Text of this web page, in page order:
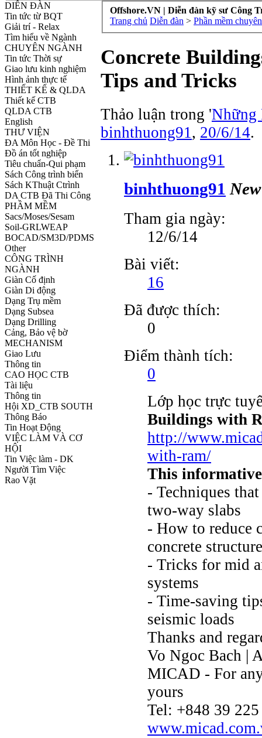
DIỄN ĐÀN
Tin tức từ BQT
Giải trí - Relax
Tìm hiểu về Ngành
CHUYÊN NGÀNH
Tin tức Thời sự
Giao lưu kinh nghiệm
Hình ảnh thực tế
THIẾT KẾ & QLDA
Thiết kế CTB
QLDA CTB
English
THƯ VIỆN
ĐA Môn Học - Đề Thi
Đồ án tốt nghiệp
Tiêu chuẩn-Qui phạm
Sách Công trình biển
Sách KThuật Ctrình
DA CTB Đã Thi Công
PHẦM MỀM
Sacs/Moses/Sesam
Soil-GRLWEAP
BOCAD/SM3D/PDMS
Other
CÔNG TRÌNH
NGÀNH
Giàn Cố định
Giàn Di động
Dạng Trụ mềm
Dạng Subsea
Dạng Drilling
Cảng, Bảo vệ bờ
MECHANISM
Giao Lưu
Thông tin
CAO HỌC CTB
Tài liệu
Thông tin
Hội XD_CTB SOUTH
Thông Báo
Tin Hoạt Động
VIỆC LÀM VÀ CƠ
HỘI
Tin Việc làm - DK
Người Tìm Việc
Rao Vặt
Offshore.VN | Diễn đàn kỹ sư Công
Trang chủ Diễn đàn > Phần mềm
Concrete
Tips and Tricks
Thảo luận trong 'Những
binhthuong91 , 20/6/14.
binhthuong91
Tham gia ngày:
12/6/14
Bài viết:
16
Đã được thích:
0
Điểm thành tích:
0
Lớp học trực
Buildings with
http://
with-ram/
This
- Techniques
two-way slabs
- How to reduce
concrete
- Tricks for mid
systems
- Time-saving
seismic loads
Thanks and
Vo Ngoc Bach |
MICAD - For
yours
Tel: +848 39